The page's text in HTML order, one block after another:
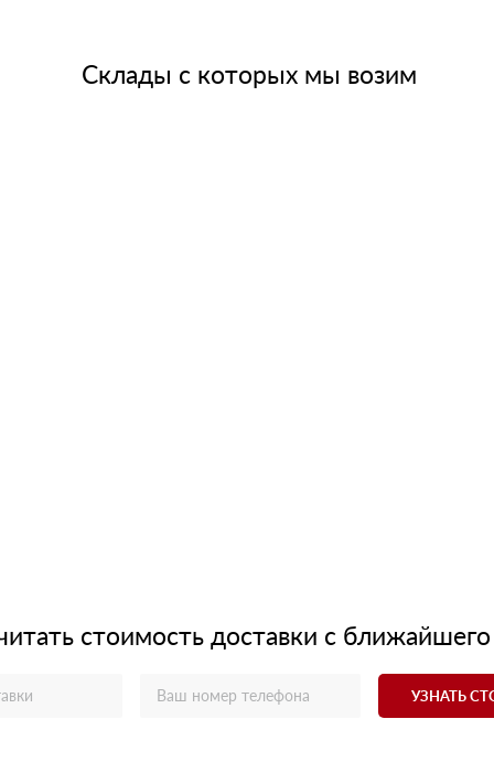
Склады с которых мы возим
стоимость доставки с ближайшего
УЗНАТЬ